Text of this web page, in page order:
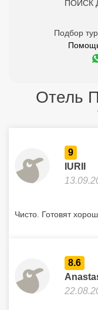
ПОИСК
Подбор
Отель
9
IURII
Чисто. Готовят
8.6